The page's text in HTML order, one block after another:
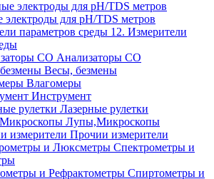
для pH/TDS метров
12. Измерители
Анализаторы CO
Весы, безмены
Влагомеры
Инструмент
Лазерные рулетки
Лупы,Микроскопы
Прочии измерители
Спектрометры и
Спиртометры и